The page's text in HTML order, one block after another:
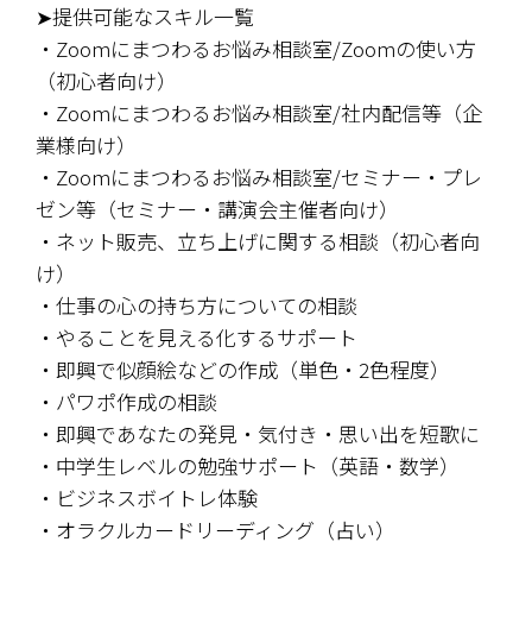
➤提供可能なスキル一覧
・Zoomにまつわるお悩み相談室/Zoomの使い方
（初心者向け）
・Zoomにまつわるお悩み相談室/社内配信等（企
業様向け）
・Zoomにまつわるお悩み相談室/セミナー・プレ
ゼン等（セミナー・講演会主催者向け）
・ネット販売、立ち上げに関する相談（初心者向
け）
・仕事の心の持ち方についての相談
・やることを見える化するサポート
・即興で似顔絵などの作成（単色・2色程度）
・パワポ作成の相談
・即興であなたの発見・気付き・思い出を短歌に
・中学生レベルの勉強サポート（英語・数学）
・ビジネスボイトレ体験
・オラクルカードリーディング（占い）